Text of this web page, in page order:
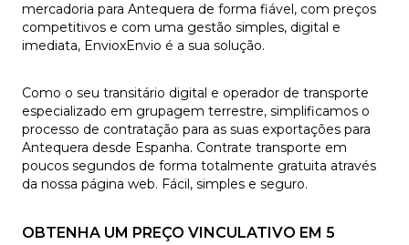
mercadoria para Antequera de forma fiável, com preços
competitivos e com uma gestão simples, digital e
imediata, EnvioxEnvio é a sua solução.
Como o seu transitário digital e operador de transporte
especializado em grupagem terrestre, simplificamos o
processo de contratação para as suas exportações para
Antequera desde Espanha. Contrate transporte em
poucos segundos de forma totalmente gratuita através
da nossa página web. Fácil, simples e seguro.
OBTENHA UM PREÇO VINCULATIVO EM 5